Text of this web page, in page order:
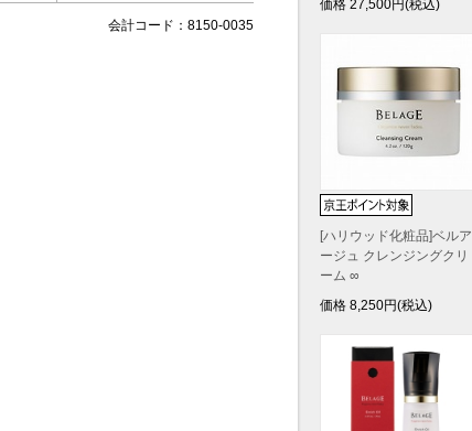
会計コード：8150-0035
価格 27,500円(税込)
[ハリウッド化粧品]ベルア
ージュ クレンジングクリ
ーム ∞
価格 8,250円(税込)